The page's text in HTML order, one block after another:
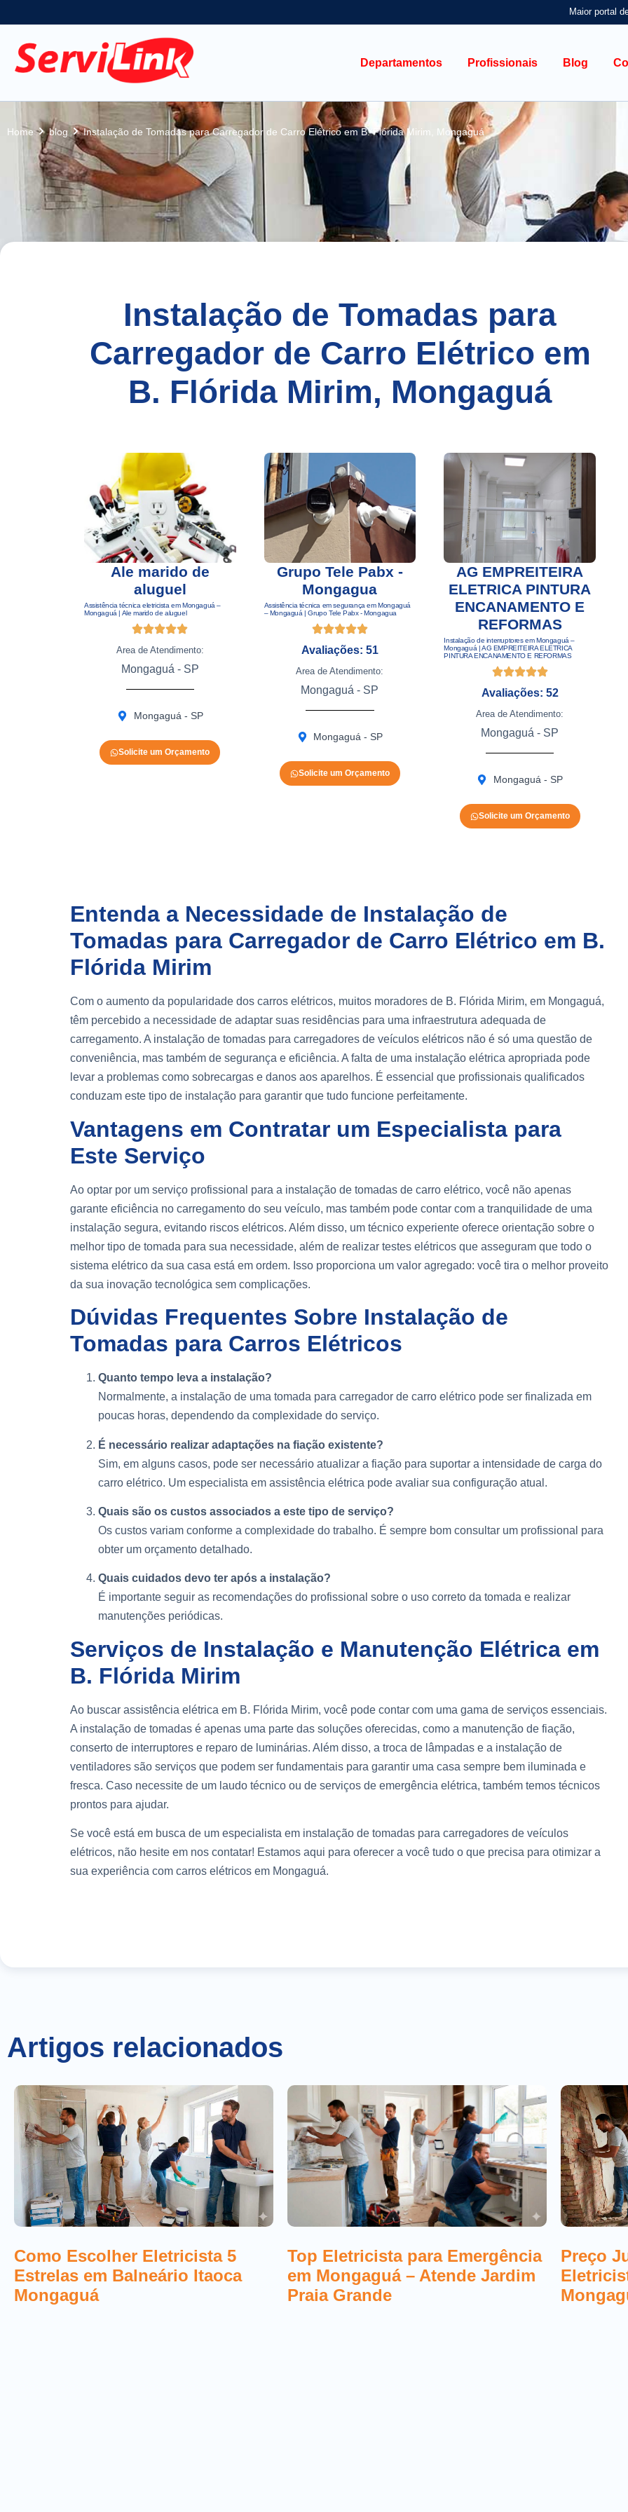
Maior portal
Departamentos Profissionais Blog
Home blog Instalação de Tomadas para Carregador de Carro Elétrico em B. Flórida Mirim, Mongaguá
Instalação de Tomadas para
Carregador de Carro Elétrico em
B. Flórida Mirim, Mongaguá
Ale marido de
aluguel
Assistência técnica eletricista em Mongaguá –
Mongaguá | Ale marido de aluguel
Area de Atendimento:
Mongaguá - SP
Mongaguá - SP
Solicite um Orçamento
Grupo Tele Pabx -
Mongagua
Assistência técnica em segurança em Mongaguá
– Mongaguá | Grupo Tele Pabx - Mongagua
Avaliações: 51
Area de Atendimento:
Mongaguá - SP
Mongaguá - SP
Solicite um Orçamento
AG EMPREITEIRA
ELETRICA PINTURA
ENCANAMENTO E
REFORMAS
Instalação de interruptores em Mongaguá –
Mongaguá | AG EMPREITEIRA ELETRICA
PINTURA ENCANAMENTO E REFORMAS
Avaliações: 52
Area de Atendimento:
Mongaguá - SP
Mongaguá - SP
Solicite um Orçamento
Entenda a Necessidade de Instalação de
Tomadas para Carregador de Carro Elétrico em B.
Flórida Mirim
Com o aumento da popularidade dos carros elétricos, muitos moradores de B. Flórida Mirim, em Mongaguá,
têm percebido a necessidade de adaptar suas residências para uma infraestrutura adequada de
carregamento. A instalação de tomadas para carregadores de veículos elétricos não é só uma questão de
conveniência, mas também de segurança e eficiência. A falta de uma instalação elétrica apropriada pode
levar a problemas como sobrecargas e danos aos aparelhos. É essencial que profissionais qualificados
conduzam este tipo de instalação para garantir que tudo funcione perfeitamente.
Vantagens em Contratar um Especialista para
Este Serviço
Ao optar por um serviço profissional para a instalação de tomadas de carro elétrico, você não apenas
garante eficiência no carregamento do seu veículo, mas também pode contar com a tranquilidade de uma
instalação segura, evitando riscos elétricos. Além disso, um técnico experiente oferece orientação sobre o
melhor tipo de tomada para sua necessidade, além de realizar testes elétricos que asseguram que todo o
sistema elétrico da sua casa está em ordem. Isso proporciona um valor agregado: você tira o melhor proveito
da sua inovação tecnológica sem complicações.
Dúvidas Frequentes Sobre Instalação de
Tomadas para Carros Elétricos
Quanto tempo leva a instalação?
Normalmente, a instalação de uma tomada para carregador de carro elétrico pode ser finalizada em
poucas horas, dependendo da complexidade do serviço.
É necessário realizar adaptações na fiação existente?
Sim, em alguns casos, pode ser necessário atualizar a fiação para suportar a intensidade de carga do
carro elétrico. Um especialista em assistência elétrica pode avaliar sua configuração atual.
Quais são os custos associados a este tipo de serviço?
Os custos variam conforme a complexidade do trabalho. É sempre bom consultar um profissional para
obter um orçamento detalhado.
Quais cuidados devo ter após a instalação?
É importante seguir as recomendações do profissional sobre o uso correto da tomada e realizar
manutenções periódicas.
Serviços de Instalação e Manutenção Elétrica em
B. Flórida Mirim
Ao buscar assistência elétrica em B. Flórida Mirim, você pode contar com uma gama de serviços essenciais.
A instalação de tomadas é apenas uma parte das soluções oferecidas, como a manutenção de fiação,
conserto de interruptores e reparo de luminárias. Além disso, a troca de lâmpadas e a instalação de
ventiladores são serviços que podem ser fundamentais para garantir uma casa sempre bem iluminada e
fresca. Caso necessite de um laudo técnico ou de serviços de emergência elétrica, também temos técnicos
prontos para ajudar.
Se você está em busca de um especialista em instalação de tomadas para carregadores de veículos
elétricos, não hesite em nos contatar! Estamos aqui para oferecer a você tudo o que precisa para otimizar a
sua experiência com carros elétricos em Mongaguá.
Artigos relacionados
Como Escolher Eletricista 5
Estrelas em Balneário Itaoca
Mongaguá
Top Eletricista para Emergência
em Mongaguá – Atende Jardim
Praia Grande
Preço